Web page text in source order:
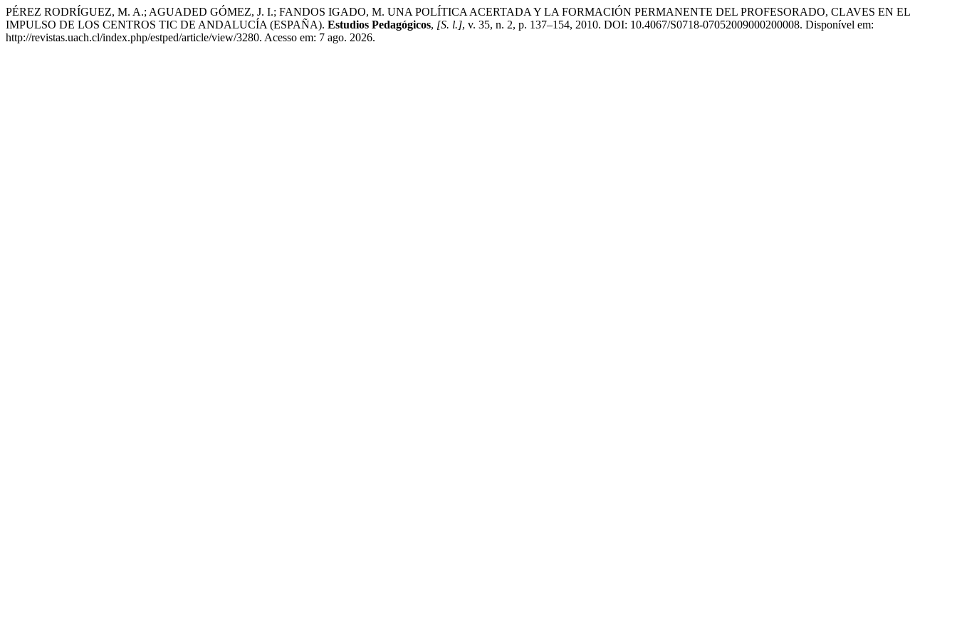
PÉREZ RODRÍGUEZ, M. A.; AGUADED GÓMEZ, J. I.; FANDOS IGADO, M. UNA POLÍTICA ACERTADA Y LA FORMACIÓN PERMANENTE DEL PROFESORADO, CLAVES EN EL
IMPULSO DE LOS CENTROS TIC DE ANDALUCÍA (ESPAÑA). Estudios Pedagógicos, [S. l.], v. 35, n. 2, p. 137–154, 2010. DOI: 10.4067/S0718-07052009000200008. Disponível em:
http://revistas.uach.cl/index.php/estped/article/view/3280. Acesso em: 7 ago. 2026.